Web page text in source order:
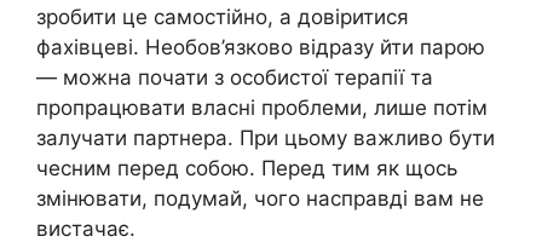
зробити це самостійно, а довіритися
фахівцеві. Необов’язково відразу йти парою
— можна почати з особистої терапії та
пропрацювати власні проблеми, лише потім
залучати партнера. При цьому важливо бути
чесним перед собою. Перед тим як щось
змінювати, подумай, чого насправді вам не
вистачає.